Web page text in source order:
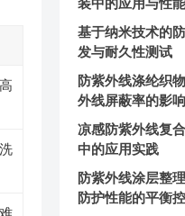
装中的应用与性
基于纳米技术的
发与耐久性测试
防紫外线涤纶织
外线屏蔽率的影
凉感防紫外线复
中的应用实践
防紫外线涂层整
防护性能的平衡